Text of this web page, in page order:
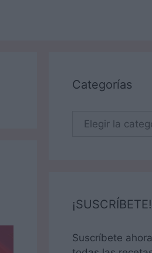
Categorías
Categorías
Suscríbete